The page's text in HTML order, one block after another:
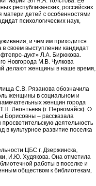
республиканских, российских
матери детей с особенностями
психологических наук,
и чем им приходится
своем выступлении кандидат
дукт» Л.А. Бирюкова.
Новгорода М.В. Чулкова
делают женщины в наше время,
С.В. Рязанова обозначила
женщины в социальном и
женщин города
Леонтьева (г. Первомайск). О
Борисовны – рассказала
деятельность
в культурное развитие поселка
ЦБС г. Дзержинска,
И.Ю. Худякова. Она отметила
работы в поселке и
обществом к библиотекам,